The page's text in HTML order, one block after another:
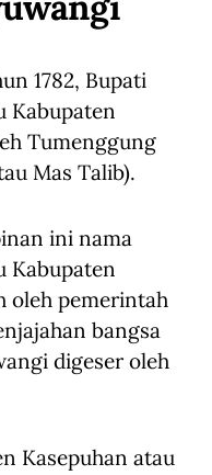
1782, Bupati
Kabupaten
Tumenggung
Mas Talib).
ini nama
Kabupaten
oleh pemerintah
bangsa
digeser oleh
Kasepuhan atau